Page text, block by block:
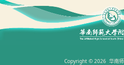
Copyright © 2026 华南师